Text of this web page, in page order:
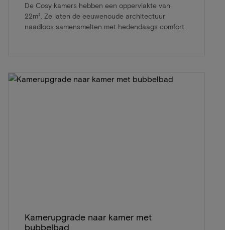
De Cosy kamers hebben een oppervlakte van
22m². Ze laten de eeuwenoude architectuur
naadloos samensmelten met hedendaags comfort.
Kamerupgrade naar kamer met
bubbelbad